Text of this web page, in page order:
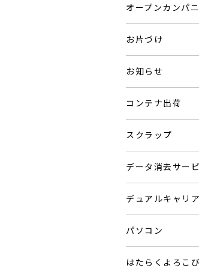
オープンカンパ
お片づけ
お知らせ
コンテナ出荷
スクラップ
データ消去サー
デュアルキャリア
パソコン
はたらくよろこび